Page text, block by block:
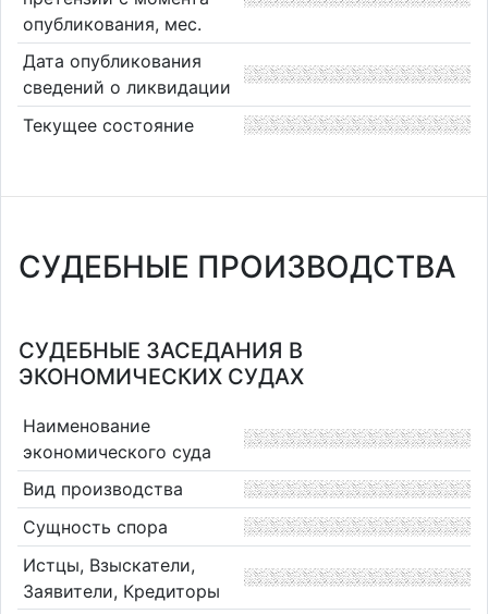
опубликования, мес.
Дата опубликования
сведений о ликвидации
Текущее состояние
СУДЕБНЫЕ ПРОИЗВОДСТВА
СУДЕБНЫЕ ЗАСЕДАНИЯ В
ЭКОНОМИЧЕСКИХ СУДАХ
Наименование
экономического суда
Вид производства
Сущность спора
Истцы, Взыскатели,
Заявители, Кредиторы